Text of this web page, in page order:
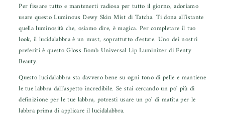
Per fissare tutto e mantenerti radiosa per tutto il giorno, adoriamo
usare questoLuminous Dewy Skin Mist di Tatcha. Ti dona all'istante
quella luminosità che, osiamo dire, è magica. Per completare il tuo
look, il lucidalabbra è un must, soprattutto d'estate. Uno dei nostri
preferiti è questoGloss Bomb Universal Lip Luminizer di Fenty
Beauty.
Questo lucidalabbra sta davvero bene su ogni tono di pelle e mantiene
le tue labbra dall'aspetto incredibile. Se stai cercando un po' più di
definizione per le tue labbra, potresti usare un po' di matita per le
labbra prima di applicare il lucidalabbra.